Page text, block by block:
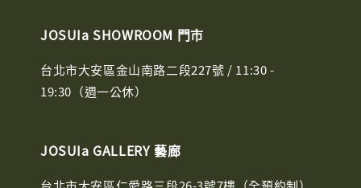
JOSUIa SHOWROOM 門市
台北市大安區金山南路二段227號 / 11:30 -
19:30（週一公休）
JOSUIa GALLERY 藝廊